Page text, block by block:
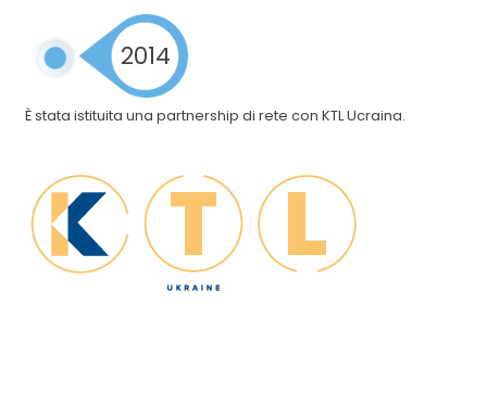
2014
È stata istituita una partnership di rete con KTL Ucraina.